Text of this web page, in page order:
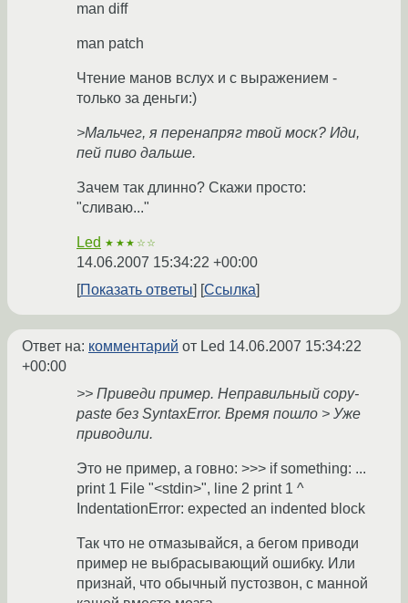
man diff
man patch
Чтение манов вслух и с выражением -
только за деньги:)
>Мальчег, я перенапряг твой моск? Иди,
пей пиво дальше.
Зачем так длинно? Скажи просто:
"сливаю..."
Led ★★★☆☆
14.06.2007 15:34:22 +00:00
Показать ответы
Ссылка
Ответ на: комментарий от Led 14.06.2007 15:34:22
+00:00
>> Приведи пример. Неправильный copy-
paste без SyntaxError. Время пошло > Уже
приводили.
Это не пример, а говно: >>> if something: ...
print 1 File "<stdin>", line 2 print 1 ^
IndentationError: expected an indented block
Так что не отмазывайся, а бегом приводи
пример не выбрасывающий ошибку. Или
признай, что обычный пустозвон, с манной